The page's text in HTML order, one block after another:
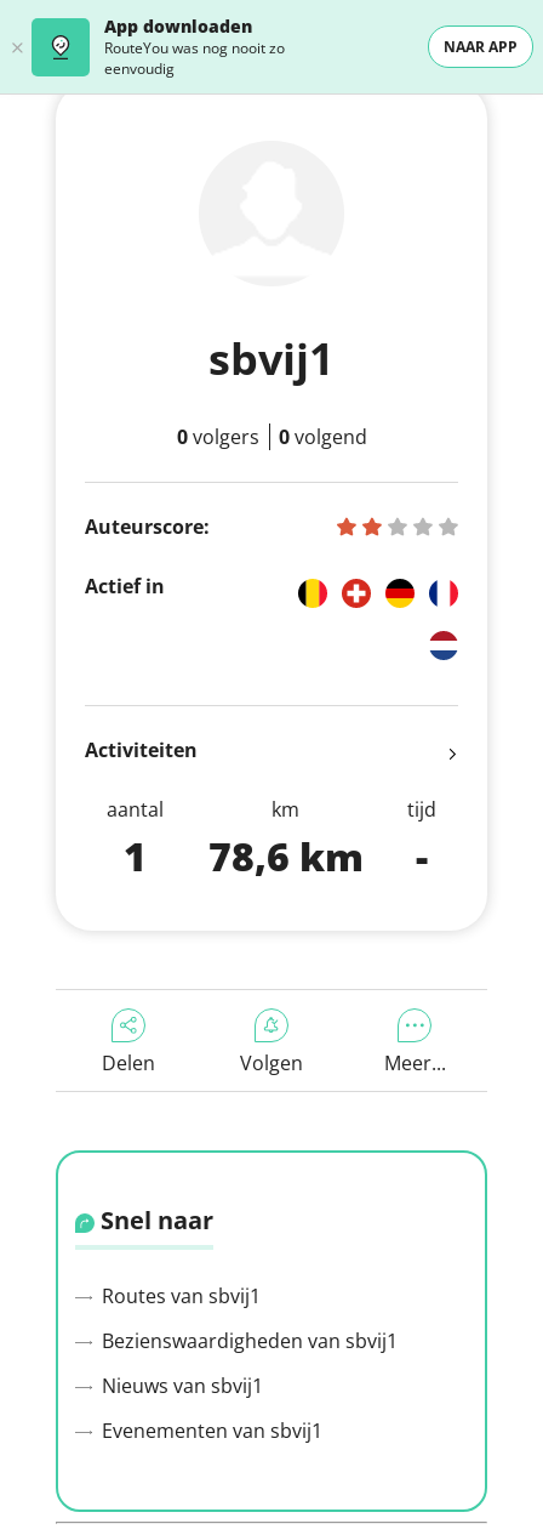
App downloaden
RouteYou was nog nooit zo
eenvoudig
NAAR APP
sbvij1
0volgers 0volgend
Auteurscore:
Actief in
Activiteiten
aantal
1
km
78,6 km
tijd
-
Delen Volgen Meer...
Snel naar
Routes van sbvij1
Bezienswaardigheden van sbvij1
Nieuws van sbvij1
Evenementen van sbvij1